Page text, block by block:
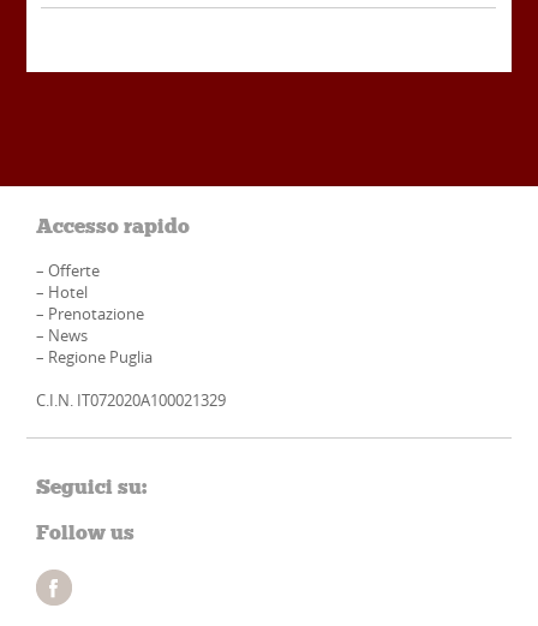
Accesso rapido
–Offerte
– Hotel
– Prenotazione
– News
– Regione Puglia
C.I.N. IT072020A100021329
Seguici su:
Follow us